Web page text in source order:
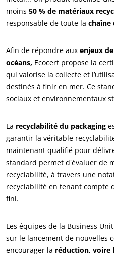
moins 50 % de matériaux
responsable de toute la chaîne
Afin de répondre aux enjeux
océans, Ecocert propose la
qui valorise la collecte et
destinés à finir en mer. Ce
sociaux et environnementaux
La recyclabilité du packaging
garantir la véritable
maintenant qualifié pour
standard permet d'évaluer de
recyclabilité, à travers une
recyclabilité en tenant compte
fini.
Les équipes de la Business
sur le lancement de nouvelles
encourager la réduction, voire